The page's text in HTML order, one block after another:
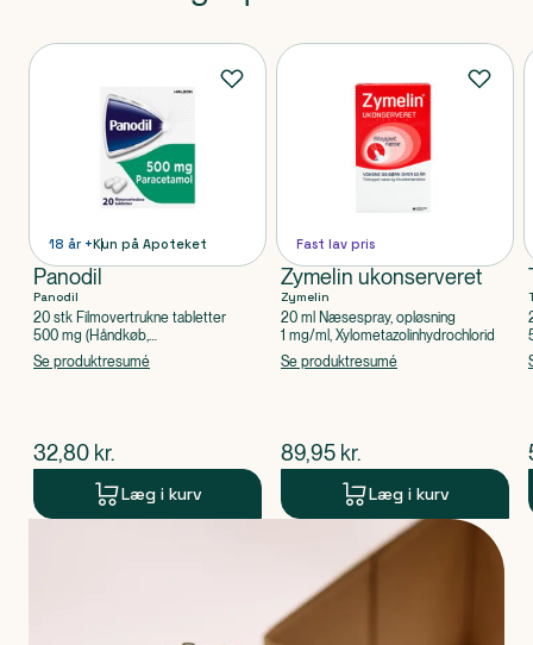
Produkter
18 år +Kun på Apoteket
Panodil
Panodil
20 stk Filmovertrukne tabletter
500 mg (Håndkøb,
apoteksforbeholdt), Paracetamol
Se produktresumé
$nuværende pris
32,80 kr.
Læg i kurv
Fast lav pris
Zymelin ukonserveret
Zymelin
20 ml Næsespray, opløsning
1 mg/ml, Xylometazolinhydrochlorid
Se produktresumé
$nuværende pris
89,95 kr.
Læg i kurv